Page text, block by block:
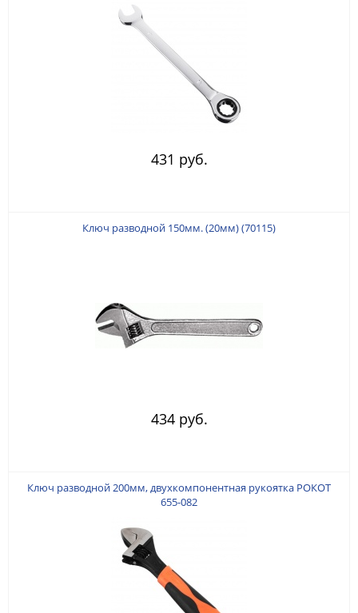
431 руб.
Ключ разводной 150мм. (20мм) (70115)
434 руб.
Ключ разводной 200мм, двухкомпонентная рукоятка РОКОТ
655-082